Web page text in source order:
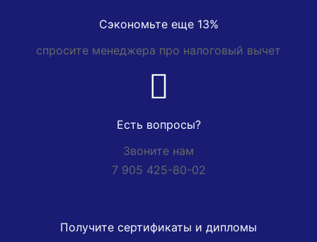
Сэкономьте еще 13%
спросите менеджера про налоговый вычет
Есть вопросы?
Звоните нам
7 905 425-80-02
Получите сертификаты и дипломы